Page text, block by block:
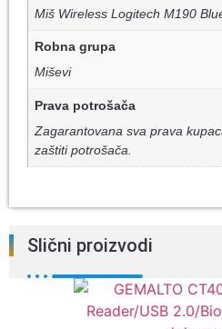
Miš Wireless Logitech M190
Robna grupa
Miševi
Prava potrošača
Zagarantovana sva prava
zaštiti potrošača.
Slični proizvodi